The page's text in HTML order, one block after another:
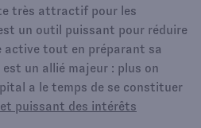
très attractif pour les
un outil puissant pour réduire
active tout en préparant sa
un allié majeur : plus on
a le temps de se constituer
puissant des intérêts